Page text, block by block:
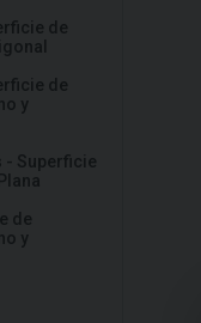
de
de
y
- Superficie
de
y